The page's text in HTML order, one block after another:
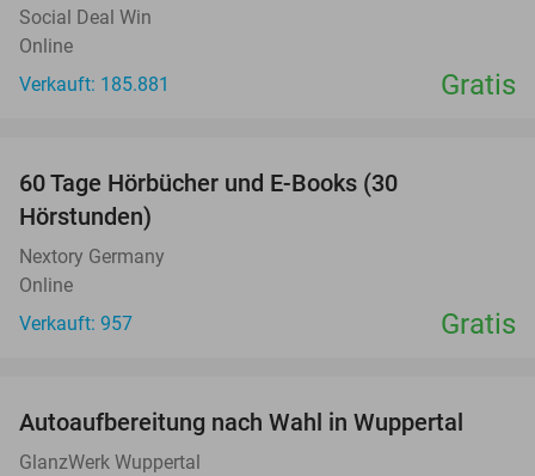
Social Deal Win
Online
Verkauft: 185.881
Gratis
60 Tage Hörbücher und E-Books (30
Hörstunden)
Nextory Germany
Online
Verkauft: 957
Gratis
52%
Autoaufbereitung nach Wahl in Wuppertal
GlanzWerk Wuppertal